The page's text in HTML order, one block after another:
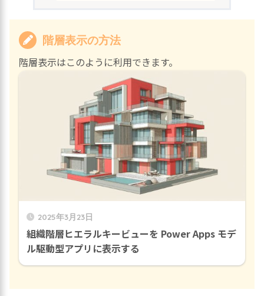
階層表示の方法
階層表示はこのように利用できます。
2025年3月23日
組織階層ヒエラルキービューを Power Apps モデ
ル駆動型アプリに表示する